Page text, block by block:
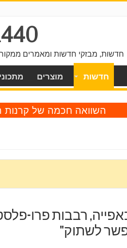
חדשות, מבזקי חדשות ומאמרים ממקורות נבחרים
חדשות מוצרים
השוואה חכמה של
רבבות פרו-
לשתוק"